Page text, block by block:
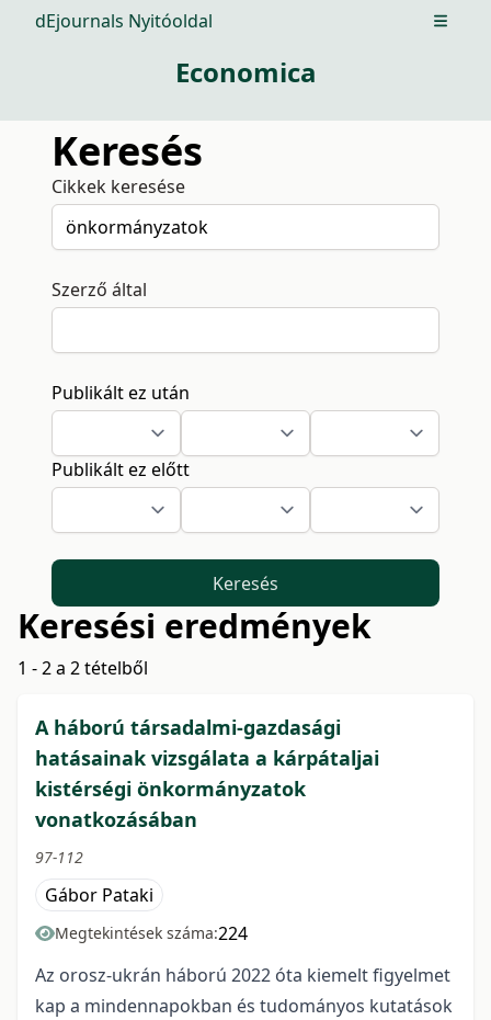
dEjournals Nyitóoldal Open
Economica
Keresés
Cikkek keresése
Szerző által
Publikált ez után
Publikált ez előtt
Keresés
Keresési eredmények
1 - 2 a 2 tételből
A háború társadalmi-gazdasági
hatásainak vizsgálata a kárpátaljai
kistérségi önkormányzatok
vonatkozásában
97-112
Gábor Pataki
Megtekintések száma:224
Az orosz-ukrán háború 2022 óta kiemelt figyelmet
kap a mindennapokban és tudományos kutatások